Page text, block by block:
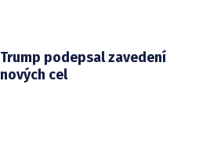
Trump podepsal zavedení
nových cel